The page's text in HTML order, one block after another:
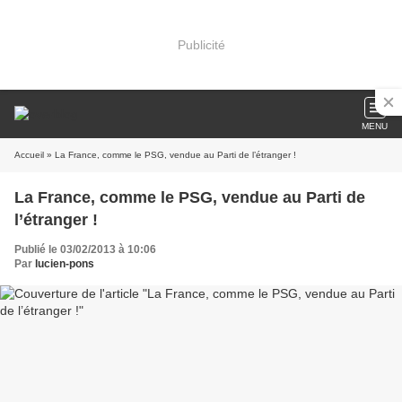
Publicité
MENU
Accueil » La France, comme le PSG, vendue au Parti de l’étranger !
La France, comme le PSG, vendue au Parti de
l’étranger !
Publié le 03/02/2013 à 10:06
Par lucien-pons